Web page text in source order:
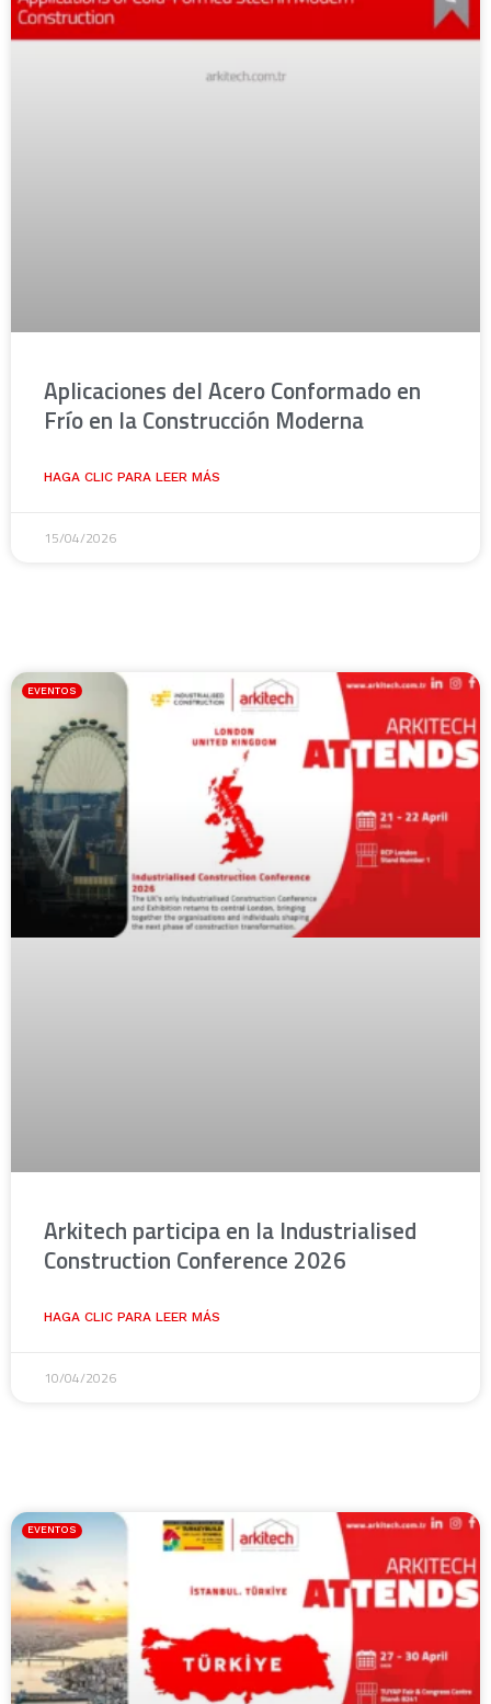
Aplicaciones del Acero Conformado en
Frío en la Construcción Moderna
HAGA CLIC PARA LEER MÁS
15/04/2026
EVENTOS
Arkitech participa en la Industrialised
Construction Conference 2026
HAGA CLIC PARA LEER MÁS
10/04/2026
EVENTOS